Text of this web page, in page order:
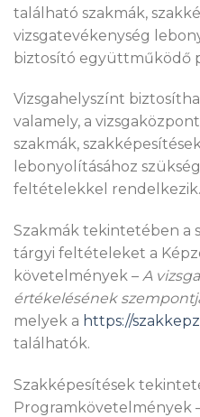
található szakmák,
vizsgatevékenység
biztosító együttműködő
Vizsgahelyszínt
valamely, a
szakmák,
lebonyolításához
feltételekkel rendelkezik.
Szakmák tekintetében a
tárgyi feltételeket a
követelmények – A
értékelésének
melyek a https://
találhatók.
Szakképesítések
Programkövetelmények